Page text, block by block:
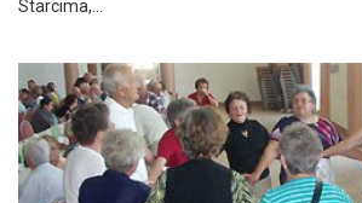
Starcima,…